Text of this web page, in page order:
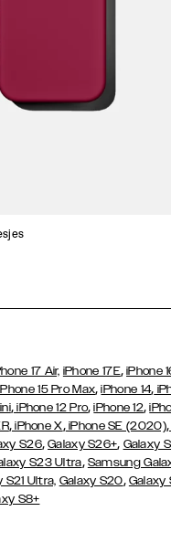
17 Air, iPhone 17E,iPhone
15 Pro Max,iPhone 14,
,iPhone 12 Pro,iPhone 12,
,iPhone X,iPhone SE (2020),
S26,Galaxy S26+, Galaxy
S23 Ultra, Samsung
S21 Ultra, Galaxy S20, Galaxy
S8+